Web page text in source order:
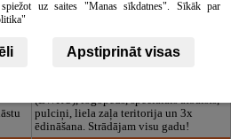
izglītības iestāde
Pārdaugavā,
Zasulaukā, bērniem
pulciņi, liela zaļa teritorija un 3x
ēdināšana. Strādājam visu gadu!
uz saites "Manas sīkdatnes". Sīkāk par
Apstiprināt visas